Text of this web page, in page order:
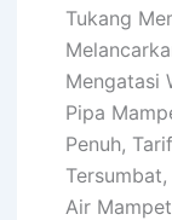
Tukang
Mengatasi
Pipa
Penuh,
Air